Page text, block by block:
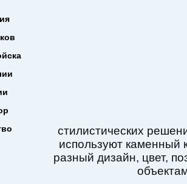
стилистических
используют каменный
разный дизайн, цвет,